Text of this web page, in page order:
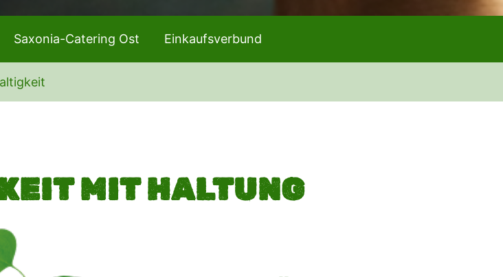
Saxonia-Catering Ost Einkaufsverbund
MIT HALTUNG